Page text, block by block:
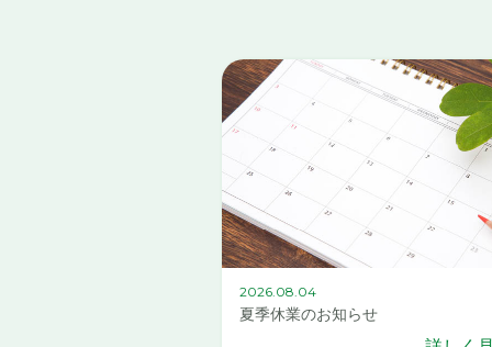
2026.08.04
夏季休業のお知らせ